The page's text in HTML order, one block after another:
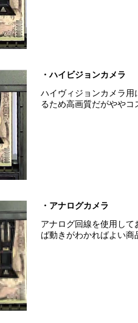
・ハイビジョンカメラ
ハイヴィジョンカメラ用
るため高画質だがややコ
・アナログカメラ
アナログ回線を使用し
ば動きがわかればよい商